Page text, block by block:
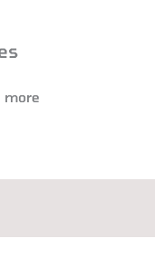
more
Nach